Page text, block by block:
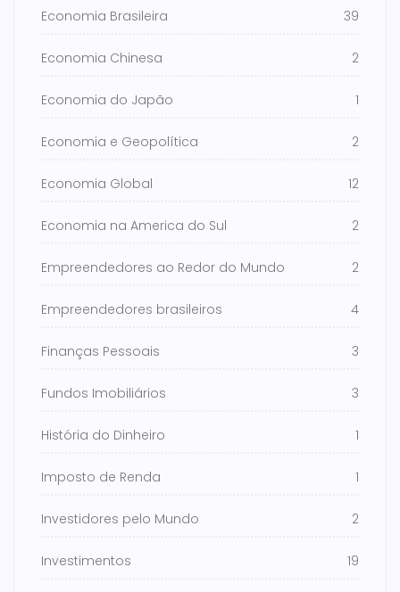
Economia Brasileira 39
Economia Chinesa 2
Economia do Japão 1
Economia e Geopolítica 2
Economia Global 12
Economia na America do Sul 2
Empreendedores ao Redor do Mundo 2
Empreendedores brasileiros 4
Finanças Pessoais 3
Fundos Imobiliários 3
História do Dinheiro 1
Imposto de Renda 1
Investidores pelo Mundo 2
Investimentos 19